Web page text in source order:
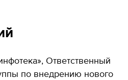
Ответственный
по внедрению нового